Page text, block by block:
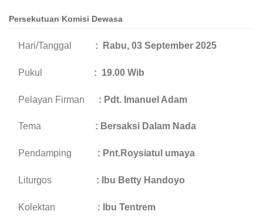
Persekutuan Komisi Dewasa
Hari/Tanggal : Rabu, 03 September 2025
Pukul : 19.00 Wib
Pelayan Firman : Pdt. Imanuel Adam
Tema : Bersaksi Dalam Nada
Pendamping : Pnt.Roysiatul umaya
Liturgos : Ibu Betty Handoyo
Kolektan : Ibu Tentrem